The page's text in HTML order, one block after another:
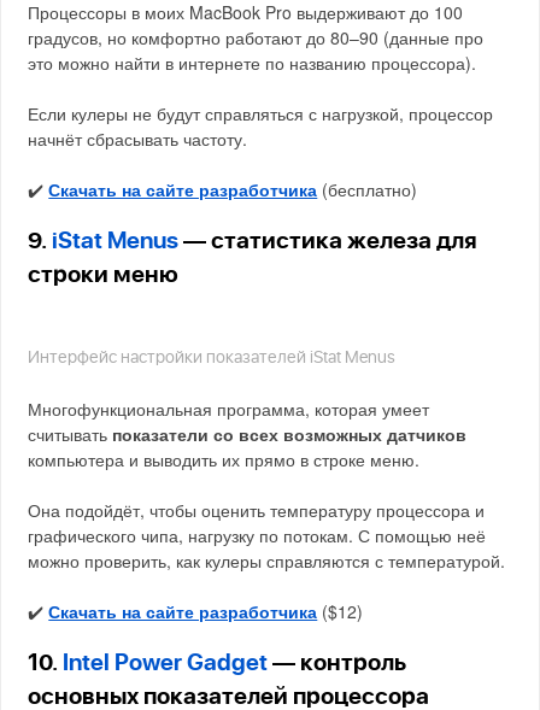
Процессоры в моих MacBook Pro выдерживают до 100
градусов, но комфортно работают до 80–90 (данные про
это можно найти в интернете по названию процессора).
Если кулеры не будут справляться с нагрузкой, процессор
начнёт сбрасывать частоту.
✔️Скачать на сайте разработчика (бесплатно)
9. iStat Menus — статистика железа для
строки меню
Интерфейс настройки показателей iStat Menus
Многофункциональная программа, которая умеет
считывать показатели со всех возможных датчиков
компьютера и выводить их прямо в строке меню.
Она подойдёт, чтобы оценить температуру процессора и
графического чипа, нагрузку по потокам. С помощью неё
можно проверить, как кулеры справляются с температурой.
✔️Скачать на сайте разработчика ($12)
10. Intel Power Gadget — контроль
основных показателей процессора